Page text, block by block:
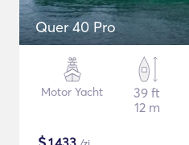
Quer 40 Pro
Motor Yacht
39 ft
12 m